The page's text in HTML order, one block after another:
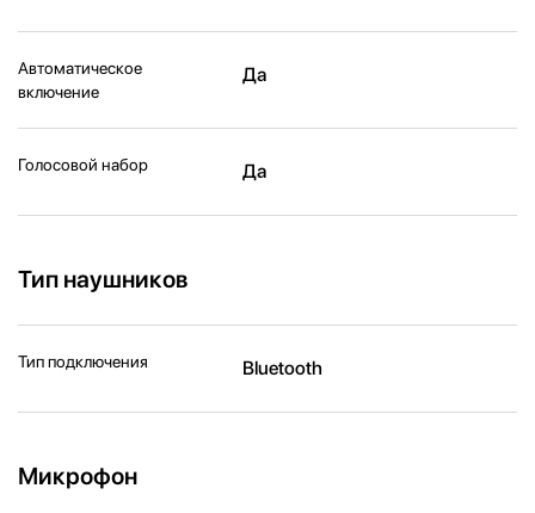
Автоматическое
включение
Да
Голосовой набор Да
Тип наушников
Тип подключения Bluetooth
Микрофон